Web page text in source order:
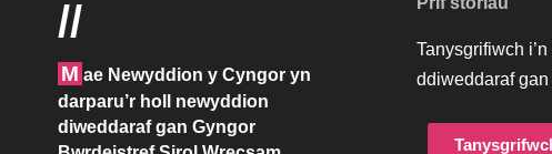
Eich canllaw ailgylchu
mynd i ble?